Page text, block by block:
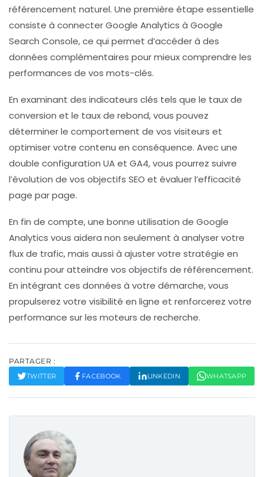
référencement naturel. Une première étape essentielle
consiste à connecter Google Analytics à Google
Search Console, ce qui permet d’accéder à des
données complémentaires pour mieux comprendre les
performances de vos mots-clés.
En examinant des indicateurs clés tels que le taux de
conversion et le taux de rebond, vous pouvez
déterminer le comportement de vos visiteurs et
optimiser votre contenu en conséquence. Avec une
double configuration UA et GA4, vous pourrez suivre
l’évolution de vos objectifs SEO et évaluer l’efficacité
page par page.
En fin de compte, une bonne utilisation de Google
Analytics vous aidera non seulement à analyser votre
flux de trafic, mais aussi à ajuster votre stratégie en
continu pour atteindre vos objectifs de référencement.
En intégrant ces données à votre démarche, vous
propulserez votre visibilité en ligne et renforcerez votre
performance sur les moteurs de recherche.
PARTAGER :
TWITTER FACEBOOK LINKEDIN WHATSAPP